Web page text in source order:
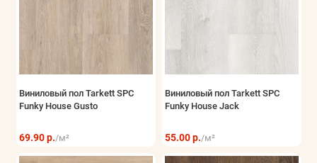
Виниловый пол Tarkett SPC
Funky House Gusto
69.90 р./м²
Виниловый пол Tarkett SPC
Funky House Jack
55.00 р./м²